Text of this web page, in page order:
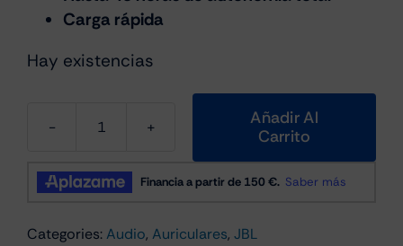
Carga rápida
Hay existencias
JBL
Buds
Negro
Añadir Al
Carrito
Categories:Audio, Auriculares, JBL